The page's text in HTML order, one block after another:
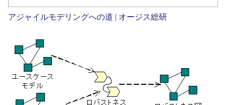
アジャイルモデリングへの道 | オージス総研